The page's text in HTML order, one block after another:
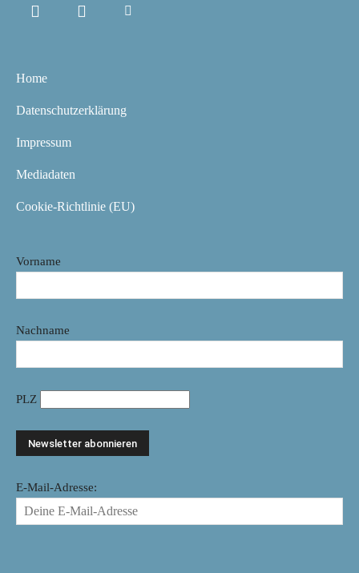
Home
Datenschutzerklärung
Impressum
Mediadaten
Cookie-Richtlinie (EU)
Vorname
Nachname
PLZ
E-Mail-Adresse: